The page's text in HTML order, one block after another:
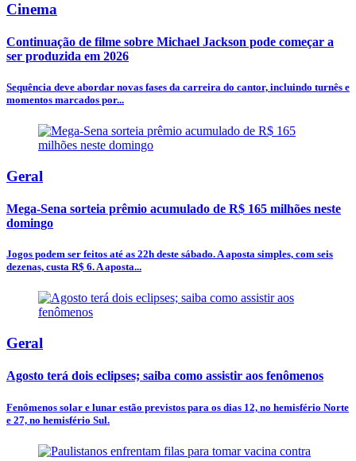
Cinema
Continuação de filme sobre Michael Jackson pode começar a
ser produzida em 2026
Sequência deve abordar novas fases da carreira do cantor, incluindo turnês e
momentos marcados por...
Geral
Mega-Sena sorteia prêmio acumulado de R$ 165 milhões neste
domingo
Jogos podem ser feitos até as 22h deste sábado. A aposta simples, com seis
dezenas, custa R$ 6. A aposta...
Geral
Agosto terá dois eclipses; saiba como assistir aos fenômenos
Fenômenos solar e lunar estão previstos para os dias 12, no hemisfério Norte
e 27, no hemisfério Sul.